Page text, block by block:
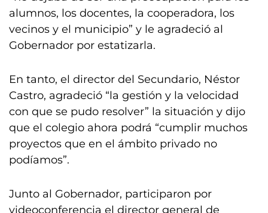
alumnos, los docentes, la cooperadora, los
vecinos y el municipio” y le agradeció al
Gobernador por estatizarla.
En tanto, el director del Secundario, Néstor
Castro, agradeció “la gestión y la velocidad
con que se pudo resolver” la situación y dijo
que el colegio ahora podrá “cumplir muchos
proyectos que en el ámbito privado no
podíamos”.
Junto al Gobernador, participaron por
videoconferencia el director general de